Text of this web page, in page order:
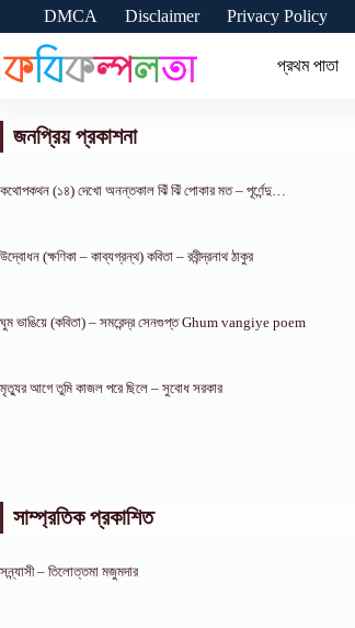
content
DMCA Disclaimer Privacy Policy
প্রথম পাতা
জনপ্রিয় প্রকাশনা
কথোপকথন (১৪) দেখো অনন্তকাল ঝিঁ ঝিঁ পোকার মত – পূর্ণেন্দু…
উদ্বোধন (ক্ষণিকা – কাব্যগ্রন্থ) কবিতা – রবীন্দ্রনাথ ঠাকুর
ঘুম ভাঙিয়ে (কবিতা) – সমরেন্দ্র সেনগুপ্ত Ghum vangiye poem
মৃত্যুর আগে তুমি কাজল পরে ছিলে – সুবোধ সরকার
সাম্প্রতিক প্রকাশিত
সন্ন্যাসী – তিলোত্তমা মজুমদার